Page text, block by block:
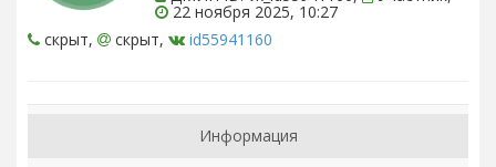
22 ноября 2025, 10:27
скрыт,
скрыт, id55941160
Информация